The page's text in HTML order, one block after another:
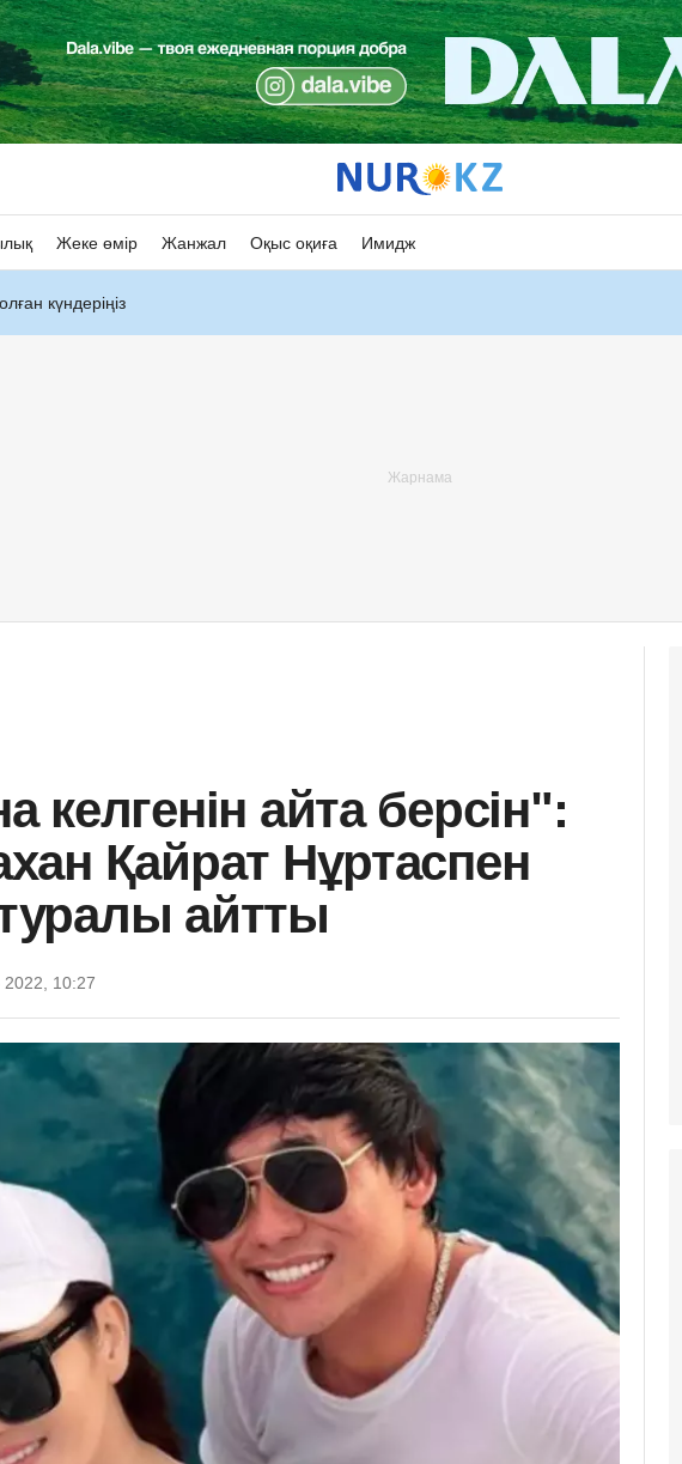
Жеке өмір Жанжал Оқыс оқиға Имидж
күндеріңіз
келгенін айта берсін":
Қайрат Нұртаспен
айтты
10:27